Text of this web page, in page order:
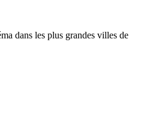
dans les plus grandes villes de